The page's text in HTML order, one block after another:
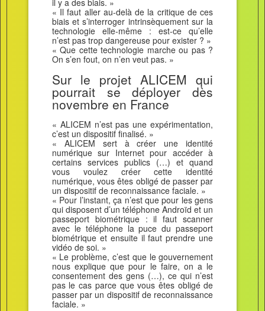
« Il faut aller au-delà de la critique de ces
biais et s’interroger intrinsèquement sur la
technologie elle-même : est-ce qu’elle
n’est pas trop dangereuse pour exister ? »
« Que cette technologie marche ou pas ?
On s’en fout, on n’en veut pas. »
Sur le projet ALICEM qui
pourrait se déployer dès
novembre en France
« ALICEM n’est pas une expérimentation,
c’est un dispositif finalisé. »
« ALICEM sert à créer une identité
numérique sur Internet pour accéder à
certains services publics (…) et quand
vous voulez créer cette identité
numérique, vous êtes obligé de passer par
un dispositif de reconnaissance faciale. »
« Pour l’instant, ça n’est que pour les gens
qui disposent d’un téléphone Androïd et un
passeport biométrique : il faut scanner
avec le téléphone la puce du passeport
biométrique et ensuite il faut prendre une
vidéo de soi. »
« Le problème, c’est que le gouvernement
nous explique que pour le faire, on a le
consentement des gens (…), ce qui n’est
pas le cas parce que vous êtes obligé de
passer par un dispositif de reconnaissance
faciale. »